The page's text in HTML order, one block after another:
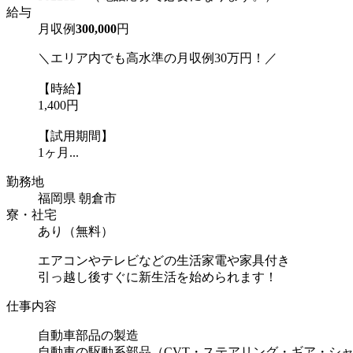
給与
月収例300,000円
＼エリア内でも高水準の月収例30万円！／
【時給】
1,400円
【試用期間】
1ヶ月...
勤務地
福岡県 朝倉市
寮・社宅
あり（無料）
エアコンやテレビなどの生活家電や家具付き
引っ越し後すぐに新生活を始められます！
仕事内容
自動車部品の製造